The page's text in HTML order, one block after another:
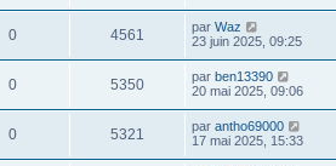
0 4561 par Waz
23 juin 2025, 09:25
0 5350 par ben13390
20 mai 2025, 09:06
0 5321 par antho69000
17 mai 2025, 15:33